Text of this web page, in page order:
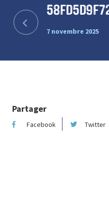
7 novembre 2025
Partager
Facebook Twitter